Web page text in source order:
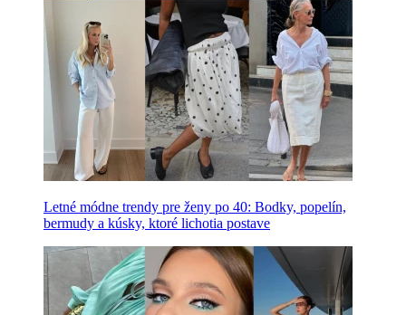
Letné módne trendy pre ženy po 40: Bodky, popelín,
bermudy a kúsky, ktoré lichotia postave